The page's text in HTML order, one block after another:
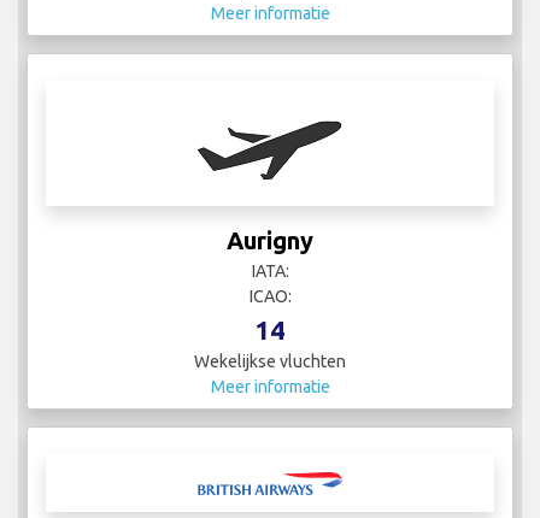
Meer informatie
Aurigny
IATA:
ICAO:
14
Wekelijkse vluchten
Meer informatie